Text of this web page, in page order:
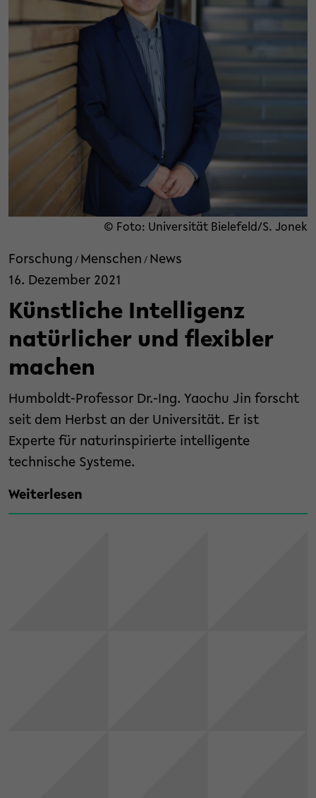
© Foto: Universität Bielefeld/S. Jonek
Forschung / Menschen / News
16. Dezember 2021
Künstliche Intelligenz
natürlicher und flexibler
machen
Humboldt-Professor Dr.-Ing. Yaochu Jin forscht
seit dem Herbst an der Universität. Er ist
Experte für naturinspirierte intelligente
technische Systeme.
Weiterlesen